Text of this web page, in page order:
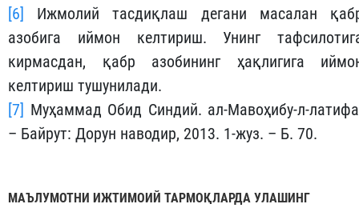
[6]
Ижмолий тасдиқлаш дегани масалан
азобига иймон келтириш. Унинг
кирмасдан, қабр азобининг ҳақлигига
келтириш тушунилади.
[7] Муҳаммад Обид Синдий. ал-Мавоҳибу-л-
– Байрут: Дорун наводир, 2013. 1-жуз. – Б. 70.
МАЪЛУМОТНИ ИЖТИМОИЙ ТАРМОҚЛАРДА УЛАШИНГ